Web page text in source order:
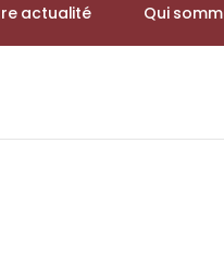
actualité Qui